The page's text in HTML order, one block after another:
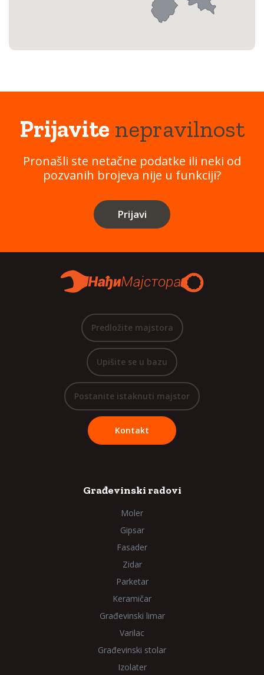
Prijavitenepravilnost
Pronašli ste netačne podatke ili neki od
pozvanih brojeva nije u funkciji?
Prijavi
Predložite majstora
Upišite se u bazu
Postanite istaknuti majstor
Kontakt
Građevinski radovi
Moler
Gipsar
Fasader
Zidar
Parketar
Keramičar
Građevinski limar
Varilac
Građevinski stolar
Izolater